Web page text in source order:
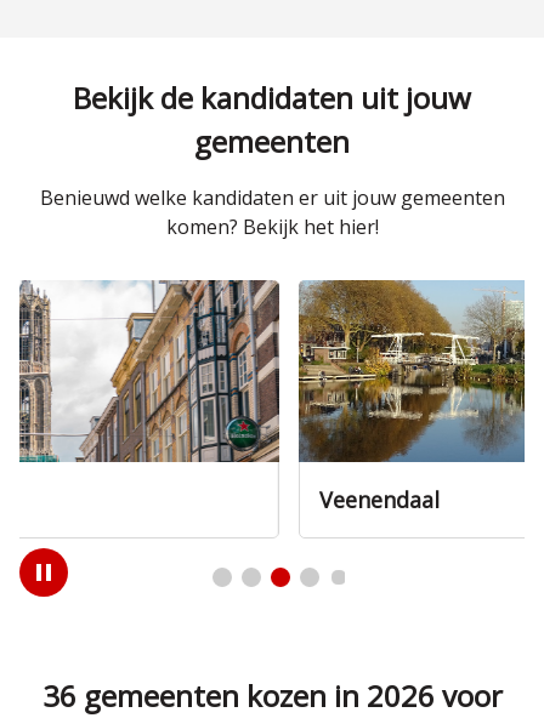
Bekijk de kandidaten uit jouw
gemeenten
Benieuwd welke kandidaten er uit jouw gemeenten
komen? Bekijk het hier!
Play
/
36 gemeenten kozen in 2026 voor